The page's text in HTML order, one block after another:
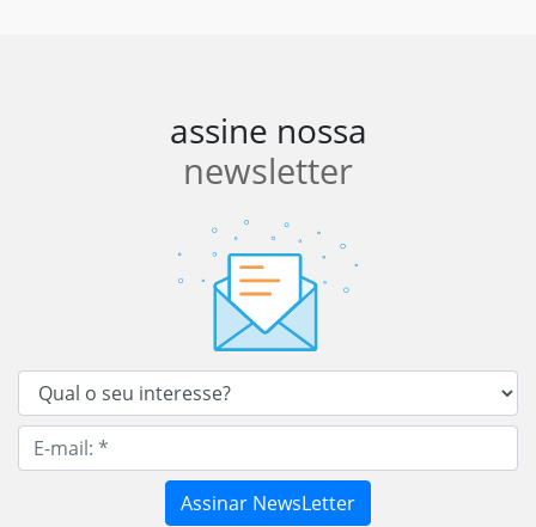
assine nossa
newsletter